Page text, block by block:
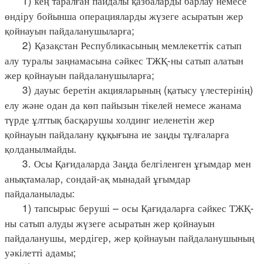
өндіру бойынша операцияларды жүзеге асыратын жер
қойнауын пайдаланушыларға;
2) Қазақстан Республикасының мемлекеттік сатып
алу туралы заңнамасына сәйкес ТЖҚ-ны сатып алатын
жер қойнауын пайдаланушыларға;
3) дауыс беретін акцияларының (қатысу үлестерінің)
елу және одан да көп пайызын тікелей немесе жанама
түрде ұлттық басқарушы холдинг иеленетін жер
қойнауын пайдалану құқығына ие заңды тұлғаларға
қолданылмайды.
3. Осы Қағидаларда Заңда белгіленген ұғымдар мен
анықтамалар, сондай-ақ мынадай ұғымдар
пайдаланылады:
1) тапсырыс беруші – осы Қағидаларға сәйкес ТЖҚ-
ны сатып алуды жүзеге асыратын жер қойнауын
пайдаланушы, мердігер, жер қойнауын пайдаланушының
уәкілетті адамы;